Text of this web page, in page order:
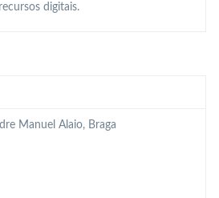
digitais.
Manuel Alaio, Braga